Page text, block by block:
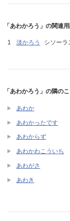
「あわかろう」の関連
淡かろう シソーラ
「あわかろう」の隣の
あわか
あわかったです
あわからず
あわかわこういち
あわがさ
あわき